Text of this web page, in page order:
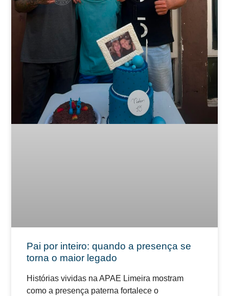
Pai por inteiro: quando a presença se
torna o maior legado
Histórias vividas na APAE Limeira mostram
como a presença paterna fortalece o